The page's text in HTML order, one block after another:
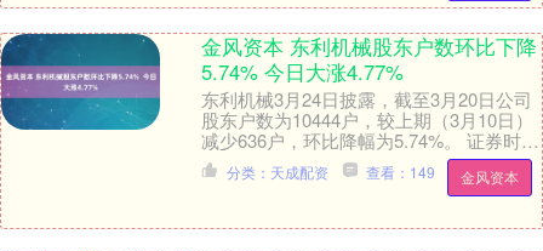
金风资本 东利机械股东户数环比下降
5.74% 今日大涨4.77%
东利机械3月24日披露，截至3月20日公司
股东户数为10444户，较上期（3月10日）
减少636户，环比降幅为5.74%。 证券时报
数据宝统计，截至发稿，东利机....
金风资本
分类：天成配资 查看：149